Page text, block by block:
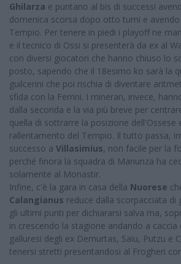
Ghilarza e puntano al bis di successi
domenica scorsa dopo otto turni e
Tempio. Per tenere in piedi i playoff ne
e il tecnico di Ossi si presenterà da ex al
con diversi giocatori che hanno chiuso lo
posto, sapendo che il 18esimo ko sarà la
guilcerini che poi rischia di diventare
sfida con la Ferrini. I minerari, invece,
dalla seconda e la via più breve per
quella di sottrarre la posizione dell'Ossese
rallentamento del Tempio. Il tutto passa,
successo a Villasimius, non facile per la
perché finora la squadra di Manunza ha
solamente al Monastir.
Infine, c'è la gara in casa della Nuorese
Calangianus reduce dalla scorpacciata di
gli ultimi punti per dichiararsi salva ma,
in crescendo la stagione andando a
galluresi degli ex Demurtas, Saiu, Putzu e
tenersi stretti presentandosi al Frogheri